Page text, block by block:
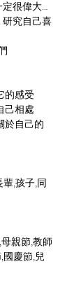
很偉大…
究自己喜
的感受
己相處
於自己的
,孩子,同
親節,教師
國慶節,兒